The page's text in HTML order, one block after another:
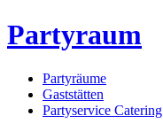
Partyraum
Partyräume
Gaststätten
Partyservice Catering